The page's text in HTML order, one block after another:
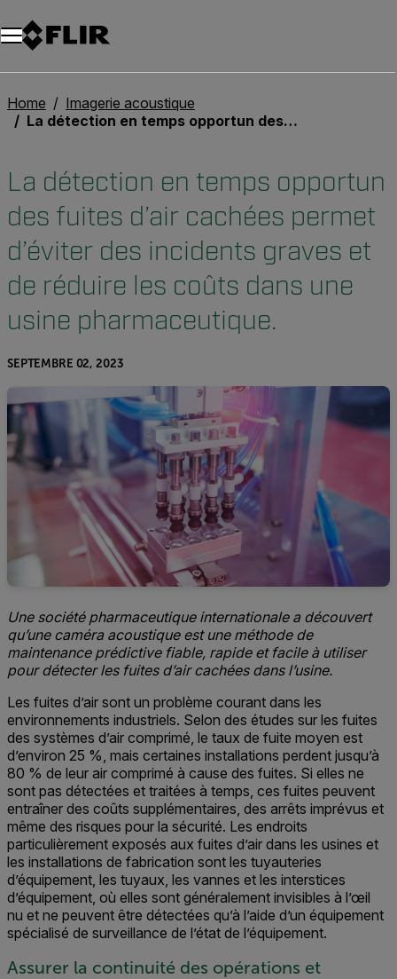
Unread messages
Modèle
Supprimer
articles
article
Ajouter au panier
Ajouté au panier
Home
Imagerie acoustique
La détection en temps opportun des fuites d’air cachées permet d’éviter des incidents graves et de réduire les coûts dans une usine pharmaceutique.
La détection en temps opportun
des fuites d’air cachées permet
d’éviter des incidents graves et
de réduire les coûts dans une
usine pharmaceutique.
SEPTEMBRE 02, 2023
Une société pharmaceutique internationale a découvert
qu’une caméra acoustique est une méthode de
maintenance prédictive fiable, rapide et facile à utiliser
pour détecter les fuites d’air cachées dans l’usine.
Les fuites d’air sont un problème courant dans les
environnements industriels. Selon des études sur les fuites
des systèmes d’air comprimé, le taux de fuite moyen est
d’environ 25 %, mais certaines installations perdent jusqu’à
80 % de leur air comprimé à cause des fuites. Si elles ne
sont pas détectées et traitées à temps, ces fuites peuvent
entraîner des coûts supplémentaires, des arrêts imprévus et
même des risques pour la sécurité. Les endroits
particulièrement exposés aux fuites d’air dans les usines et
les installations de fabrication sont les tuyauteries
d’équipement, les tuyaux, les vannes et les interstices
d’équipement, où elles sont généralement invisibles à l’œil
nu et ne peuvent être détectées qu’à l’aide d’un équipement
spécialisé de surveillance de l’état de l’équipement.
Assurer la continuité des opérations et